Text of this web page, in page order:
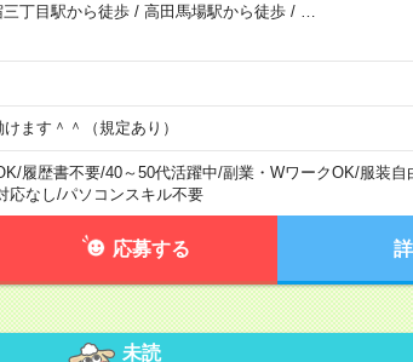
三丁目駅から徒歩/ 高田馬場駅から徒歩/
ます＾＾（規定あり）
/履歴書不要/40～50代活躍中/副業・WワークOK/服装自
応なし/パソコンスキル不要
応募する
未読